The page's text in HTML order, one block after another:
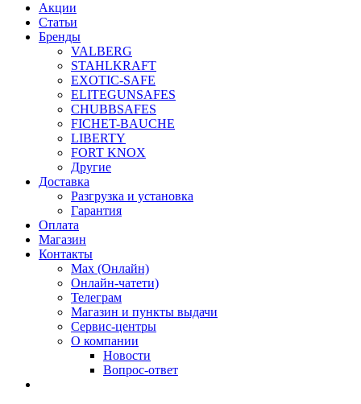
Акции
Статьи
Бренды
VALBERG
STAHLKRAFT
EXOTIC-SAFE
ELITEGUNSAFES
CHUBBSAFES
FICHET-BAUCHE
LIBERTY
FORT KNOX
Другие
Доставка
Разгрузка и установка
Гарантия
Оплата
Магазин
Контакты
Max (Онлайн)
Онлайн-чатети)
Телеграм
Магазин и пункты выдачи
Сервис-центры
О компании
Новости
Вопрос-ответ